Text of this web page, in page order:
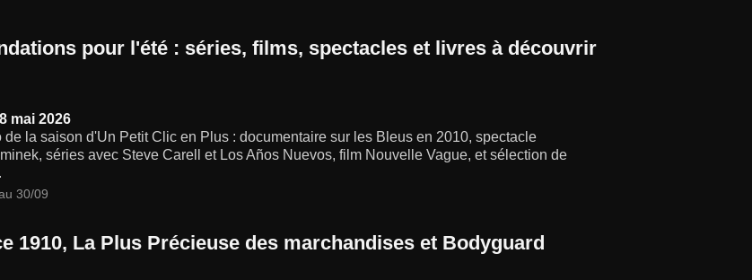
pour l'été : séries, films, spectacles et livres à découvrir
mai 2026
de la saison d'Un Petit Clic en Plus : documentaire sur les Bleus en 2010, spectacle
séries avec Steve Carell et Los Años Nuevos, film Nouvelle Vague, et sélection de
30/09
1910, La Plus Précieuse des marchandises et Bodyguard